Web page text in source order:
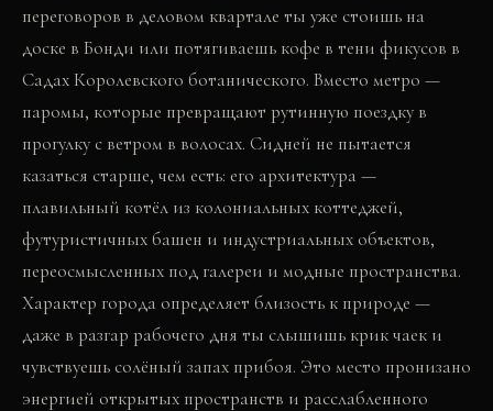
переговоров в деловом квартале ты уже стоишь на
доске в Бонди или потягиваешь кофе в тени фикусов в
Садах Королевского ботанического. Вместо метро —
паромы, которые превращают рутинную поездку в
прогулку с ветром в волосах. Сидней не пытается
казаться старше, чем есть: его архитектура —
плавильный котёл из колониальных коттеджей,
футуристичных башен и индустриальных объектов,
переосмысленных под галереи и модные пространства.
Характер города определяет близость к природе —
даже в разгар рабочего дня ты слышишь крик чаек и
чувствуешь солёный запах прибоя. Это место пронизано
энергией открытых пространств и расслабленного